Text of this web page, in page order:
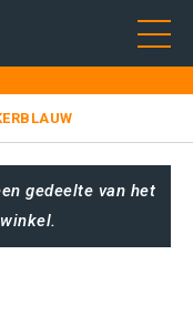
gedeelte van het